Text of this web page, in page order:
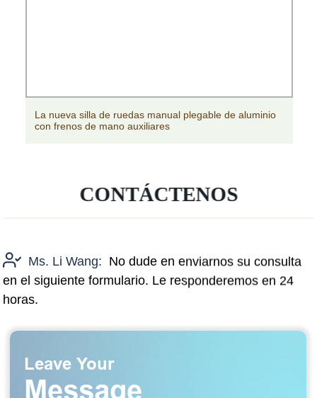
La nueva silla de ruedas manual plegable de aluminio
con frenos de mano auxiliares
CONTÁCTENOS
Ms. Li Wang: No dude en enviarnos su consulta
en el siguiente formulario. Le responderemos en 24
horas.